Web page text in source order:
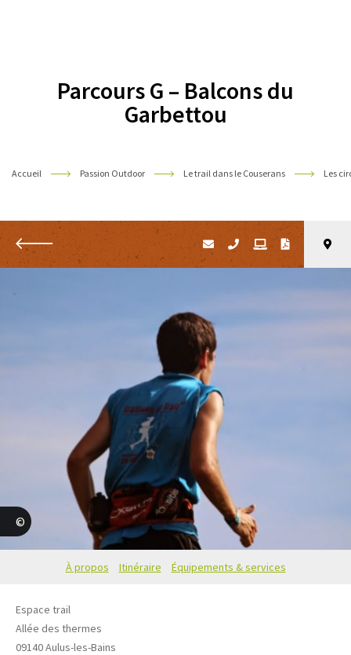
Parcours G – Balcons du
Garbettou
Accueil Passion Outdoor Le trail dans le Couserans Les
Retour
S.Meurisse
À propos Itinéraire Équipements & services
Espace trail
Allée des thermes
09140Aulus-les-Bains